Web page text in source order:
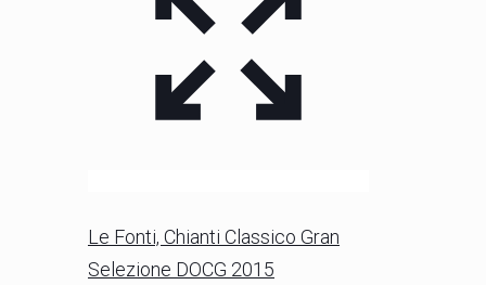
Le Fonti, Chianti Classico Gran
Selezione DOCG 2015